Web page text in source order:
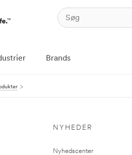
Brands
NYHEDER
Nyhedscenter